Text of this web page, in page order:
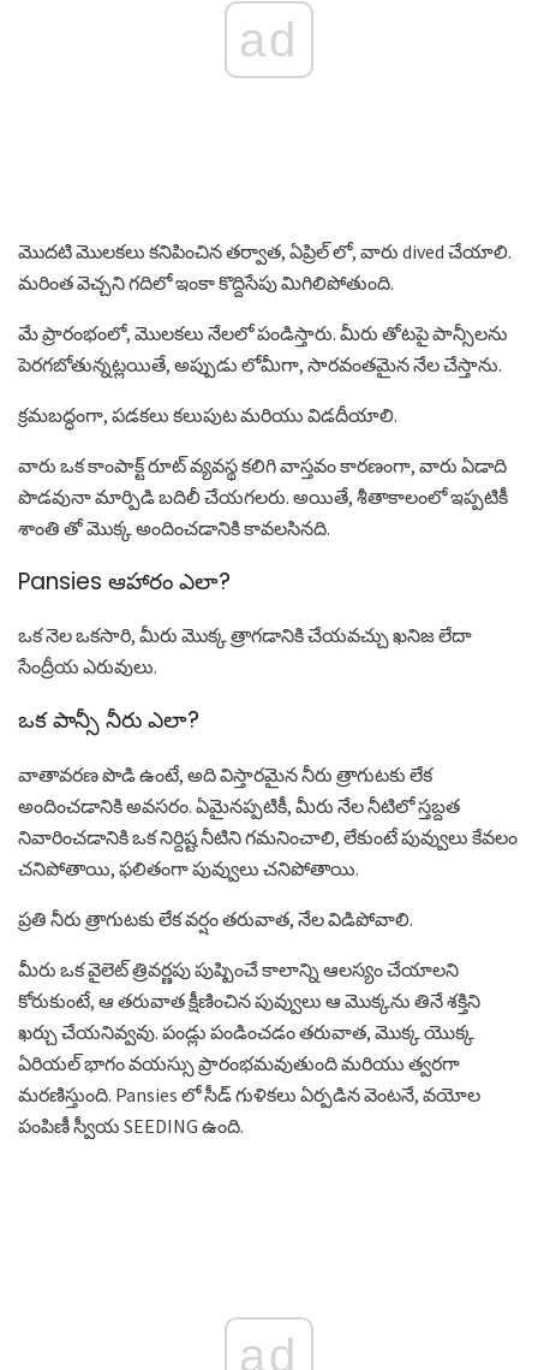
ad
మొదటి మొలకలు కనిపించిన తర్వాత, ఏప్రిల్ లో, వారు dived చేయాలి.
మరింత వెచ్చని గదిలో ఇంకా కొద్దిసేపు మిగిలిపోతుంది.
మే ప్రారంభంలో, మొలకలు నేలలో పండిస్తారు. మీరు తోటపై పాన్సీలను
పెరగబోతున్నట్లయితే, అప్పుడు లోమీగా, సారవంతమైన నేల చేస్తాను.
క్రమబద్ధంగా, పడకలు కలుపుట మరియు విడదీయాలి.
వారు ఒక కాంపాక్ట్ రూట్ వ్యవస్థ కలిగి వాస్తవం కారణంగా, వారు ఏడాది
పొడవునా మార్పిడి బదిలీ చేయగలరు. అయితే, శీతాకాలంలో ఇప్పటికీ
శాంతి తో మొక్క అందించడానికి కావలసినది.
Pansies ఆహారం ఎలా?
ఒక నెల ఒకసారి, మీరు మొక్క త్రాగడానికి చేయవచ్చు ఖనిజ లేదా
సేంద్రీయ ఎరువులు.
ఒక పాన్సీ నీరు ఎలా?
వాతావరణ పొడి ఉంటే, అది విస్తారమైన నీరు త్రాగుటకు లేక
అందించడానికి అవసరం. ఏమైనప్పటికీ, మీరు నేల నీటిలో స్తబ్దత
నివారించడానికి ఒక నిర్దిష్ట నీటిని గమనించాలి, లేకుంటే పువ్వులు కేవలం
చనిపోతాయి, ఫలితంగా పువ్వులు చనిపోతాయి.
ప్రతి నీరు త్రాగుటకు లేక వర్షం తరువాత, నేల విడిపోవాలి.
మీరు ఒక వైలెట్ త్రివర్ణపు పుష్పించే కాలాన్ని ఆలస్యం చేయాలని
కోరుకుంటే, ఆ తరువాత క్షీణించిన పువ్వులు ఆ మొక్కను తినే శక్తిని
ఖర్చు చేయనివ్వవు. పండ్లు పండించడం తరువాత, మొక్క యొక్క
ఏరియల్ భాగం వయస్సు ప్రారంభమవుతుంది మరియు త్వరగా
మరణిస్తుంది. Pansies లో సీడ్ గుళికలు ఏర్పడిన వెంటనే, వయోల
పంపిణీ స్వీయ SEEDING ఉంది.
ad